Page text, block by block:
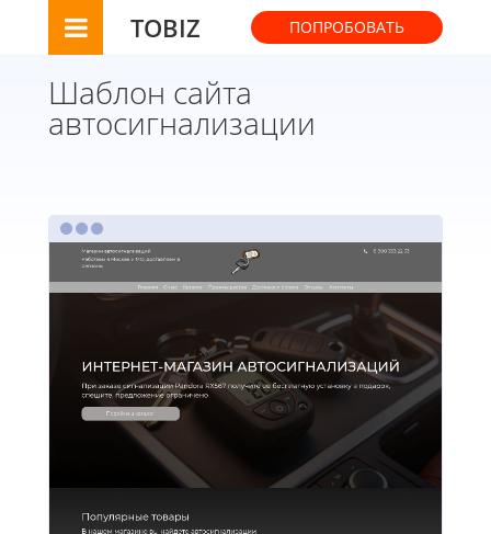
TOBIZ ПОПРОБОВАТЬ
Шаблон сайта
автосигнализации